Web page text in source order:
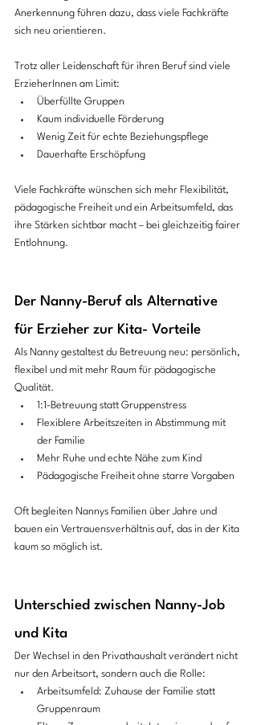
Anerkennung führen dazu, dass viele Fachkräfte
sich neu orientieren.
Trotz aller Leidenschaft für ihren Beruf sind viele
ErzieherInnen am Limit:
Überfüllte Gruppen
Kaum individuelle Förderung
Wenig Zeit für echte Beziehungspflege
Dauerhafte Erschöpfung
Viele Fachkräfte wünschen sich mehr Flexibilität,
pädagogische Freiheit und ein Arbeitsumfeld, das
ihre Stärken sichtbar macht – bei gleichzeitig fairer
Entlohnung.
Der Nanny-Beruf als Alternative
für Erzieher zur Kita- Vorteile
Als Nanny gestaltest du Betreuung neu: persönlich,
flexibel und mit mehr Raum für pädagogische
Qualität.
1:1-Betreuung statt Gruppenstress
Flexiblere Arbeitszeiten in Abstimmung mit
der Familie
Mehr Ruhe und echte Nähe zum Kind
Pädagogische Freiheit ohne starre Vorgaben
Oft begleiten Nannys Familien über Jahre und
bauen ein Vertrauensverhältnis auf, das in der Kita
kaum so möglich ist.
Unterschied zwischen Nanny-Job
und Kita
Der Wechsel in den Privathaushalt verändert nicht
nur den Arbeitsort, sondern auch die Rolle:
Arbeitsumfeld: Zuhause der Familie statt
Gruppenraum